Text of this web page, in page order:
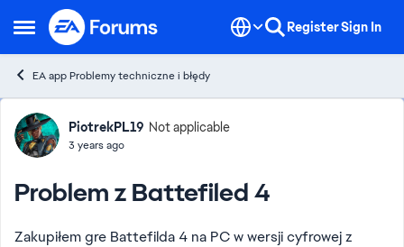
Open Side Menu
Skip to content RegisterSign In
EA app Problemy techniczne i błędy
Forum Discussion
PiotrekPL19 Not applicable
3 years ago
Problem z Battefiled 4
Zakupiłem gre Battefilda 4 na PC w wersji cyfrowej z